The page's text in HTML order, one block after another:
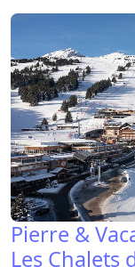
Pierre &
Les Chalets